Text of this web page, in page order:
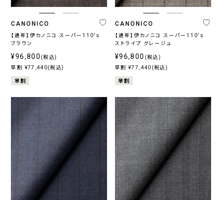
CANONICO
【通年】伊カノニコ スーパー110's
ブラウン
¥96,800 (税込)
早割 ¥77,440(税込)
早割
CANONICO
【通年】伊カノニコ スーパー110's
ストライプ グレージュ
¥96,800 (税込)
早割 ¥77,440(税込)
早割